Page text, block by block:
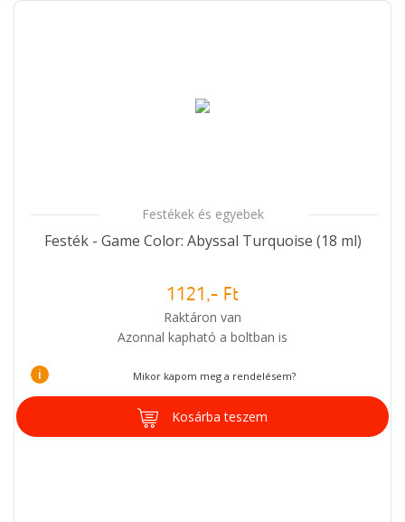
Festékek és egyebek
Festék - Game Color: Abyssal Turquoise (18 ml)
1121,- Ft
Raktáron van
Azonnal kapható a boltban is
i Mikor kapom meg a rendelésem?
Kosárba teszem